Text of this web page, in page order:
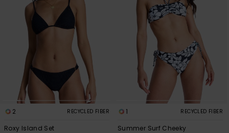
2 RECYCLED FIBER
Roxy Island Set
1 RECYCLED FIBER
Summer Surf Cheeky